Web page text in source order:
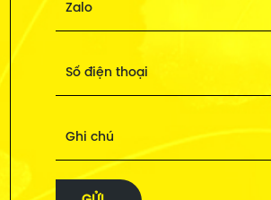
Zalo
Số điện thoại
Ghi chú